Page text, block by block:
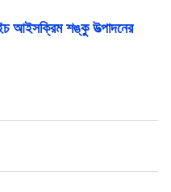
শঙ্কু উত্পাদনের